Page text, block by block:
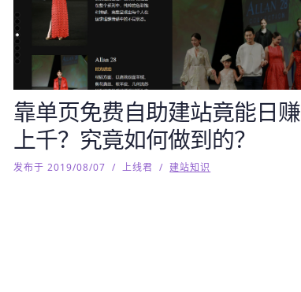
靠单页免费自助建站竟能日赚
上千？究竟如何做到的？
发布于 2019/08/07 /上线君 /建站知识